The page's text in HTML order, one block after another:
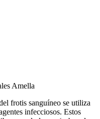
Amella
frotis sanguíneo se utiliza
infecciosos. Estos